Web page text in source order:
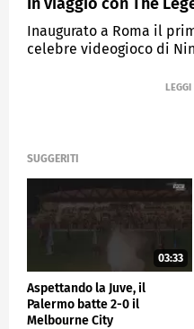
Inaugurato a Roma il
celebre videogioco di
SUGGERITI
03:33
Aspettando la Juve, il
Palermo batte 2-0 il
Melbourne City